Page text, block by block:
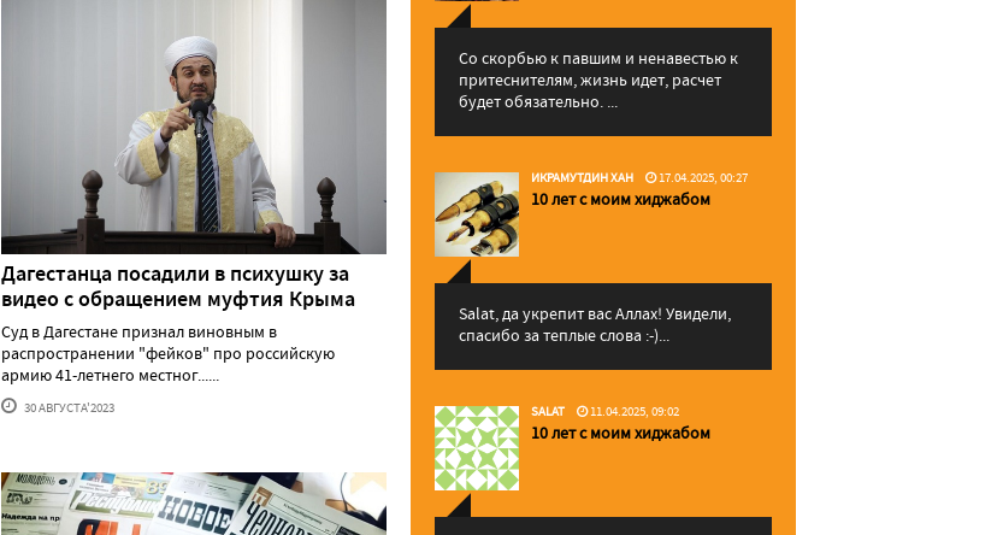
Дагестанца посадили в психушку за
видео с обращением муфтия Крыма
Суд в Дагестане признал виновным в
распространении "фейков" про российскую
армию 41-летнего местног......
30 АВГУСТА'2023
Со скорбью к павшим и ненавестью к
притеснителям, жизнь идет, расчет
будет обязательно. ...
ИКРАМУТДИН ХАН 17.04.2025, 00:27
10 лет с моим хиджабом
Salat, да укрепит вас Аллаx! Увидели,
спасибо за теплые слова :-)...
SALAT 11.04.2025, 09:02
10 лет с моим хиджабом